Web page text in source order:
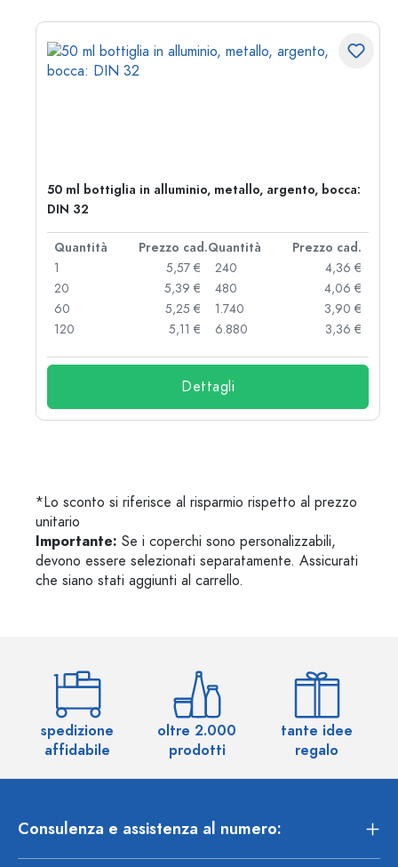
50 ml bottiglia in alluminio, metallo, argento, bocca:
DIN 32
Quantità Prezzo cad.Quantità
Prezzo cad.
1
5,57 €
20
5,39 €
60
5,25 €
120
5,11 €
240
4,36 €
480
4,06 €
1.740
3,90 €
6.880
3,36 €
Dettagli
*Lo sconto si riferisce al risparmio rispetto al prezzo
unitario
Importante: Se i coperchi sono personalizzabili,
devono essere selezionati separatamente. Assicurati
che siano stati aggiunti al carrello.
spedizione
affidabile
oltre 2.000
prodotti
tante idee
regalo
Consulenza e assistenza al numero: